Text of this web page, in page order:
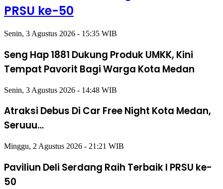
PRSU ke-50
Senin, 3 Agustus 2026 - 15:35 WIB
Seng Hap 1881 Dukung Produk UMKK, Kini
Tempat Pavorit Bagi Warga Kota Medan
Senin, 3 Agustus 2026 - 14:48 WIB
Atraksi Debus Di Car Free Night Kota Medan,
Seruuu…
Minggu, 2 Agustus 2026 - 21:21 WIB
Paviliun Deli Serdang Raih Terbaik I PRSU ke-
50